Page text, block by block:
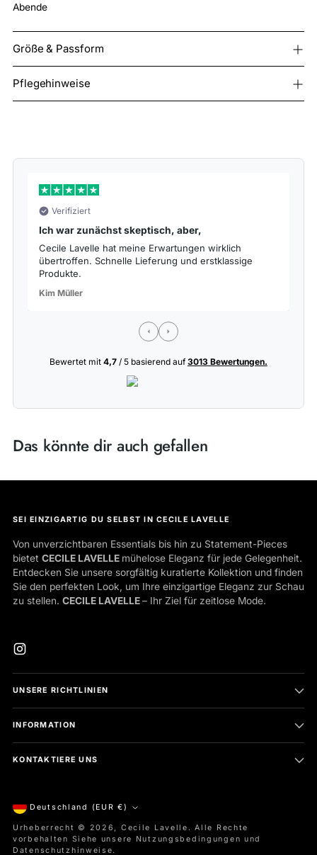
Abende
Größe & Passform
Pflegehinweise
Verifiziert
Ich war zunächst skeptisch, aber,
Cecile Lavelle hat meine Erwartungen wirklich
übertroffen. Schnelle Lieferung und erstklassige
Produkte.
Kim Müller
Bewertet mit 4,7 / 5 basierend auf3013 Bewertungen.
Das könnte dir auch gefallen
SEI EINZIGARTIG DU SELBST IN CECILE LAVELLE
Von unverzichtbaren Essentials bis hin zu Statement-Pieces
bietet CECILE LAVELLE mühelose Eleganz für jede Gelegenheit.
Entdecken Sie unsere sorgfältig kuratierte Kollektion und finden
Sie den perfekten Look, um Ihre einzigartige Eleganz zur Schau
zu stellen. CECILE LAVELLE– Ihr Ziel für zeitlose Mode.
UNSERE RICHTLINIEN
INFORMATION
KONTAKTIERE UNS
Währung Deutschland (EUR €)
Urheberrecht © 2026, Cecile Lavelle . Alle Rechte
vorbehalten Siehe unsere Nutzungsbedingungen und
Datenschutzhinweise.